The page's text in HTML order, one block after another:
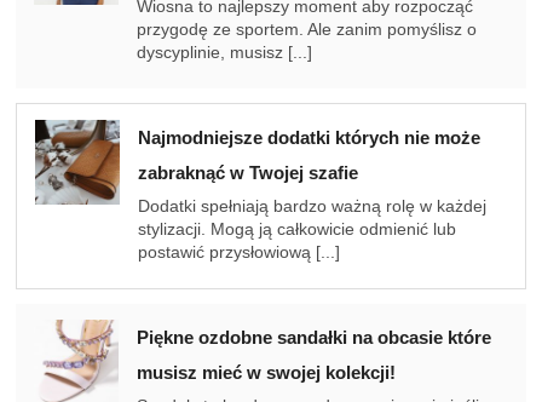
Wiosna to najlepszy moment aby rozpocząć
przygodę ze sportem. Ale zanim pomyślisz o
dyscyplinie, musisz [...]
Najmodniejsze dodatki których nie może
zabraknąć w Twojej szafie
Dodatki spełniają bardzo ważną rolę w każdej
stylizacji. Mogą ją całkowicie odmienić lub
postawić przysłowiową [...]
Piękne ozdobne sandałki na obcasie które
musisz mieć w swojej kolekcji!